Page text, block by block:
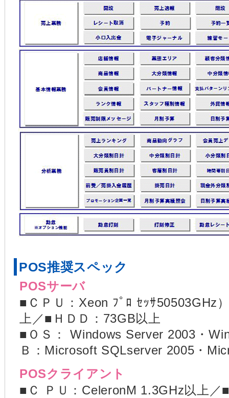
POS推奨スペック
POSサーバ
■ＣＰＵ：Xeon ﾌﾟﾛ ｾｯｻ50503GHz
上／■ＨＤＤ：73GB以上
■ＯＳ： Windows Server 2003・
Ｂ：Microsoft SQLserver 2005・
POSクライアント
■Ｃ ＰＵ：CeleronM 1.3GHz以上